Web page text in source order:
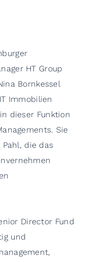
HT Group
Bornkessel
Immobilien
dieser Funktion
Sie
die das
Director Fund
und